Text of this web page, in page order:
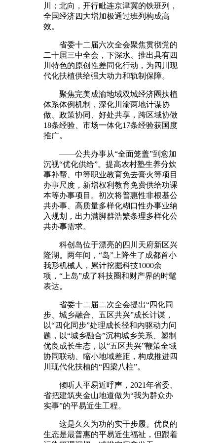
川；北向，开行毗连京津冀的铁班列，
全国经济四大增加极通过班列构成高
效。
省委十二届六次全会聚焦贯彻党的
二十届三中全会，下深水、推出具有四
川特色的原创性差同化行动，为四川现
代化扶植供给强大动力和轨制保障。
聚焦完美成渝地域双城经济圈扶植
体系体例机制，深化川渝两地计谋协
做、政策协同、好处共享，跨区域协做
18条经验、市场一体化17条经验获国度
推广。
——公共办事从“全面笼盖”到愈加
沉视“优化供给”。提高农村塾生养分炊
事补帮、中等职业教育免去膏火等项目
办事尺度，新增权利教育免费供给功课
本等办事项目。初次将普惠性非根基公
共办事、高质量多样化糊口性办事业纳
入规划，出力满脚群浩繁条理多样化公
共办事需求。
科创岛位于漂亮的四川天府新区兴
隆湖。两年间，“岛”上降生了成都首小
我形机械人，累计挖掘科技1000余
项，“上岛”成了科技圈和财产界的时髦
表达。
省委十二届二次全会提出“四化同
步、城乡融合、五区共兴”成长计谋，
以“四化同步”处理成长径和内驱动力问
题，以“城乡融合”沉构城乡关系、塑制
优良成长生态，以“五区共兴”鞭策全域
协同联动、缩小地域差距，构成推进四
川现代化扶植的“四梁八柱”。
倾听人平易近呼声，2021年省委、
省把建筑夹金山地道做为“我为群众办
实事”的平易近生工程。
这是久久为功的实干步履。优良的
生态是最普惠的平易近生福祉，但跟着